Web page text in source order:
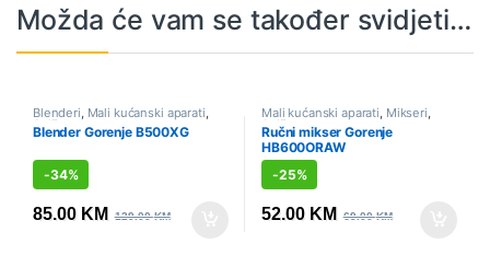
Možda će vam se također svidjeti…
Blenderi Mali kućanski aparati
Sniženo
Blender Gorenje B500XG
-34%
85.00 KM 129.00KM
Mali kućanski aparati Mikseri
Sniženo
Ručni mikser Gorenje
HB600ORAW
-25%
52.00 KM 69.00KM